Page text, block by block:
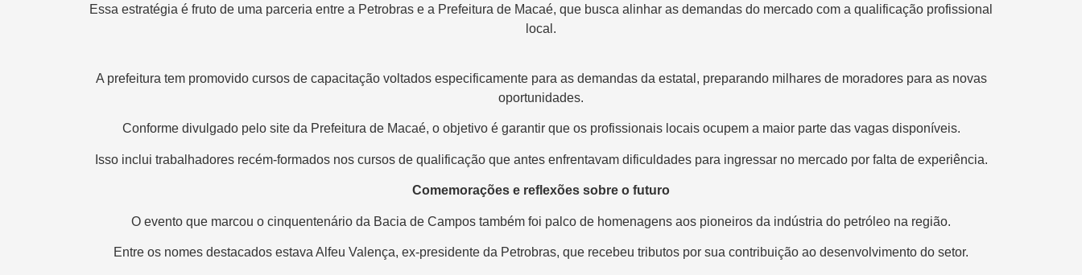
Essa estratégia é fruto de uma parceria entre a Petrobras e a Prefeitura de Macaé, que busca alinhar as demandas do mercado com a qualificação profissional
local.
A prefeitura tem promovido cursos de capacitação voltados especificamente para as demandas da estatal, preparando milhares de moradores para as novas
oportunidades.
Conforme divulgado pelo site da Prefeitura de Macaé, o objetivo é garantir que os profissionais locais ocupem a maior parte das vagas disponíveis.
Isso inclui trabalhadores recém-formados nos cursos de qualificação que antes enfrentavam dificuldades para ingressar no mercado por falta de experiência.
Comemorações e reflexões sobre o futuro
O evento que marcou o cinquentenário da Bacia de Campos também foi palco de homenagens aos pioneiros da indústria do petróleo na região.
Entre os nomes destacados estava Alfeu Valença, ex-presidente da Petrobras, que recebeu tributos por sua contribuição ao desenvolvimento do setor.